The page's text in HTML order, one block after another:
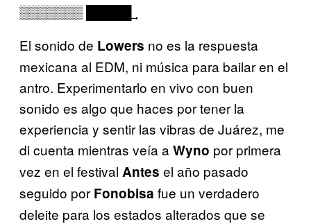
▒▒▒▒▒▒▒ █͢͢͢͢͢͢͢͢͢͢͢͢͢͢█͢͢͢͢͢͢͢͢͢͢͢͢͢͢█͢͢͢͢͢͢͢͢͢͢͢͢͢͢█͢͢͢͢͢͢͢͢͢͢͢͢͢͢█͢͢͢͢͢͢͢͢͢͢͢͢͢͢
El sonido de Lowers no es la respuesta
mexicana al EDM, ni música para bailar en el
antro. Experimentarlo en vivo con buen
sonido es algo que haces por tener la
experiencia y sentir las vibras de Juárez, me
di cuenta mientras veía a Wyno por primera
vez en el festival Antes el año pasado
seguido por Fonobisa fue un verdadero
deleite para los estados alterados que se